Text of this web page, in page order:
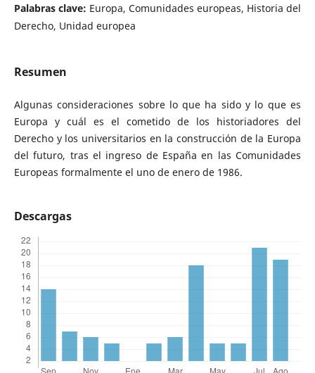
Palabras clave: Europa, Comunidades europeas, Historia del
Derecho, Unidad europea
Resumen
Algunas consideraciones sobre lo que ha sido y lo que es
Europa y cuál es el cometido de los historiadores del
Derecho y los universitarios en la construcción de la Europa
del futuro, tras el ingreso de España en las Comunidades
Europeas formalmente el uno de enero de 1986.
Descargas